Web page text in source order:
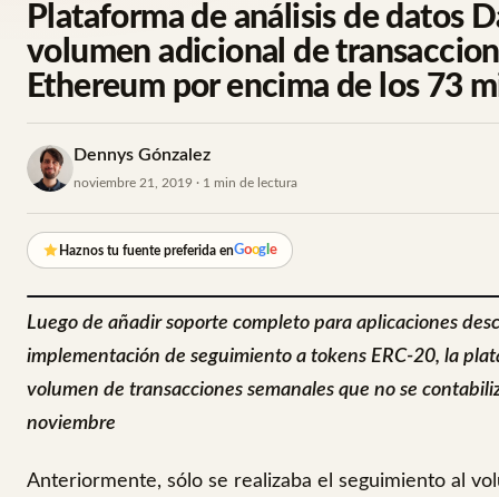
Plataforma de análisis de datos
volumen adicional de
Ethereum por encima de los 73
Dennys Gónzalez
noviembre 21, 2019 · 1 min de lectura
Haznos tu fuente preferida enGoog e
Luego de añadir soporte completo para aplicaciones
implementación de seguimiento a tokens ERC-20, la
volumen de transacciones semanales que no se
noviembre
Anteriormente, sólo se realizaba el seguimiento al